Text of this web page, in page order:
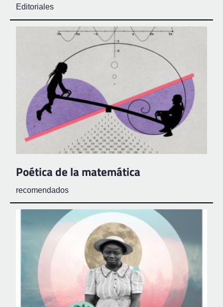
Editoriales
Poética de la matemática
recomendados